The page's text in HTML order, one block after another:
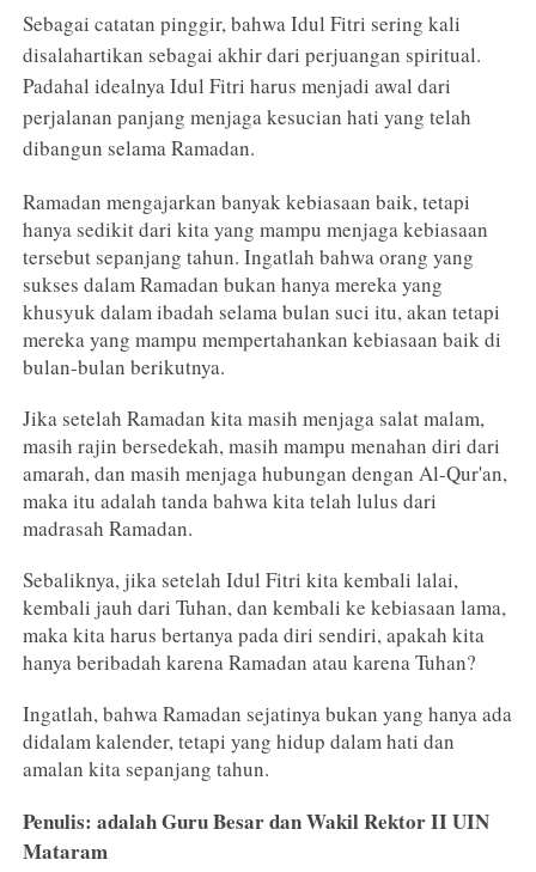
Sebagai catatan pinggir, bahwa Idul Fitri sering kali
disalahartikan sebagai akhir dari perjuangan spiritual.
Padahal idealnya Idul Fitri harus menjadi awal dari
perjalanan panjang menjaga kesucian hati yang telah
dibangun selama Ramadan.
Ramadan mengajarkan banyak kebiasaan baik, tetapi
hanya sedikit dari kita yang mampu menjaga kebiasaan
tersebut sepanjang tahun. Ingatlah bahwa orang yang
sukses dalam Ramadan bukan hanya mereka yang
khusyuk dalam ibadah selama bulan suci itu, akan tetapi
mereka yang mampu mempertahankan kebiasaan baik di
bulan-bulan berikutnya.
Jika setelah Ramadan kita masih menjaga salat malam,
masih rajin bersedekah, masih mampu menahan diri dari
amarah, dan masih menjaga hubungan dengan Al-Qur'an,
maka itu adalah tanda bahwa kita telah lulus dari
madrasah Ramadan.
Sebaliknya, jika setelah Idul Fitri kita kembali lalai,
kembali jauh dari Tuhan, dan kembali ke kebiasaan lama,
maka kita harus bertanya pada diri sendiri, apakah kita
hanya beribadah karena Ramadan atau karena Tuhan?
Ingatlah, bahwa Ramadan sejatinya bukan yang hanya ada
didalam kalender, tetapi yang hidup dalam hati dan
amalan kita sepanjang tahun.
Penulis: adalah Guru Besar dan Wakil Rektor II UIN
Mataram